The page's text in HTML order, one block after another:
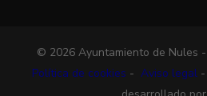
© 2026 Ayuntamiento de Nules -
Política de cookies - Aviso legal-